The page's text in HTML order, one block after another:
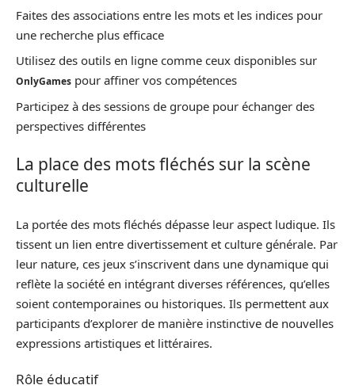
Faites des associations entre les mots et les indices pour
une recherche plus efficace
Utilisez des outils en ligne comme ceux disponibles sur
OnlyGames pour affiner vos compétences
Participez à des sessions de groupe pour échanger des
perspectives différentes
La place des mots fléchés sur la scène
culturelle
La portée des mots fléchés dépasse leur aspect ludique. Ils
tissent un lien entre divertissement et culture générale. Par
leur nature, ces jeux s’inscrivent dans une dynamique qui
reflète la société en intégrant diverses références, qu’elles
soient contemporaines ou historiques. Ils permettent aux
participants d’explorer de manière instinctive de nouvelles
expressions artistiques et littéraires.
Rôle éducatif